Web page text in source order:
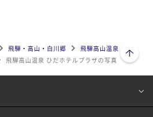
飛騨・高山・白川郷
飛騨高山温泉
飛騨高山温泉 ひだホテルプラザの写真
ページトップへ